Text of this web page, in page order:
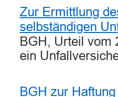
Zur Ermittlung
selbständigen
BGH, Urteil vom
ein
BGH zur